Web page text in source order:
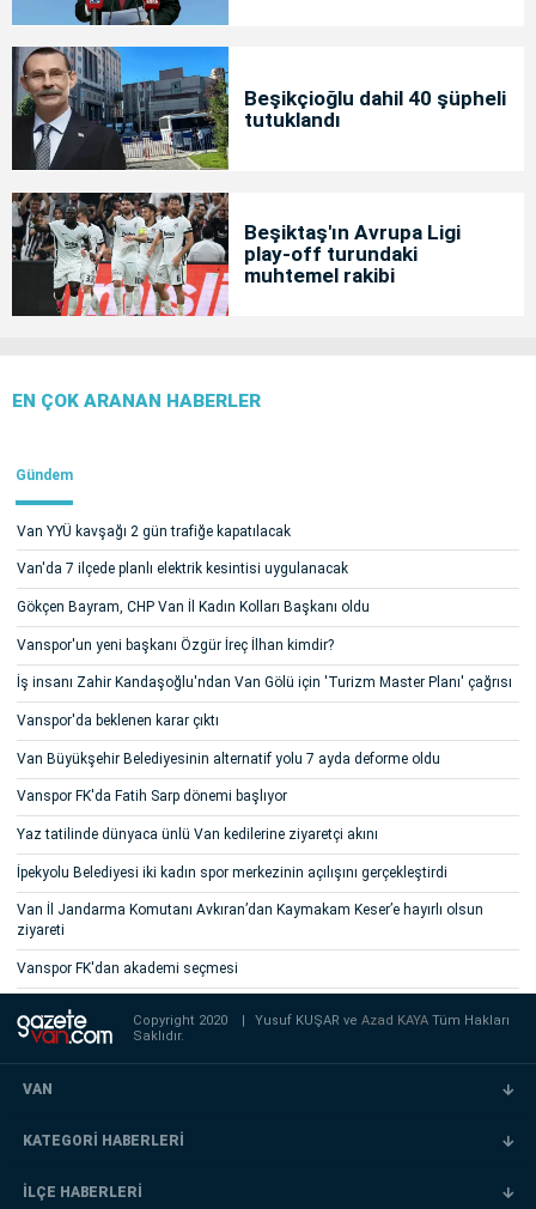
Beşikçioğlu dahil 40 şüpheli
tutuklandı
Beşiktaş'ın Avrupa Ligi
play-off turundaki
muhtemel rakibi
EN ÇOK ARANAN HABERLER
Gündem
Van YYÜ kavşağı 2 gün trafiğe kapatılacak
Van'da 7 ilçede planlı elektrik kesintisi uygulanacak
Gökçen Bayram, CHP Van İl Kadın Kolları Başkanı oldu
Vanspor'un yeni başkanı Özgür İreç İlhan kimdir?
İş insanı Zahir Kandaşoğlu'ndan Van Gölü için 'Turizm Master Planı' çağrısı
Vanspor'da beklenen karar çıktı
Van Büyükşehir Belediyesinin alternatif yolu 7 ayda deforme oldu
Vanspor FK'da Fatih Sarp dönemi başlıyor
Yaz tatilinde dünyaca ünlü Van kedilerine ziyaretçi akını
İpekyolu Belediyesi iki kadın spor merkezinin açılışını gerçekleştirdi
Van İl Jandarma Komutanı Avkıran’dan Kaymakam Keser’e hayırlı olsun
ziyareti
Vanspor FK'dan akademi seçmesi
Copyright 2020 | Yusuf KUŞAR veAzad KAYATüm Hakları
Saklıdır.
VAN
KATEGORİ HABERLERİ
İLÇE HABERLERİ